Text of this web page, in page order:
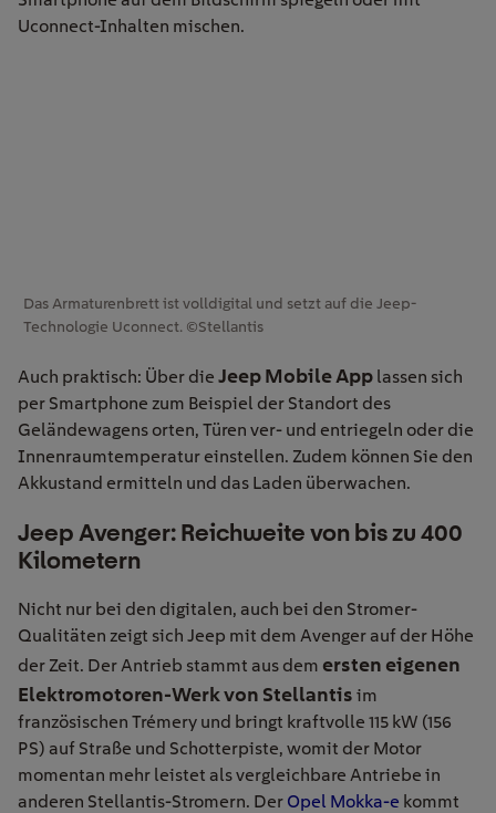
Uconnect-Inhalten mischen.
Das Armaturenbrett ist volldigital und setzt auf die Jeep-
Technologie Uconnect. ©Stellantis
Auch praktisch: Über die Jeep Mobile App lassen sich
per Smartphone zum Beispiel der Standort des
Geländewagens orten, Türen ver- und entriegeln oder die
Innenraumtemperatur einstellen. Zudem können Sie den
Akkustand ermitteln und das Laden überwachen.
Jeep Avenger: Reichweite von bis zu 400
Kilometern
Nicht nur bei den digitalen, auch bei den Stromer-
Qualitäten zeigt sich Jeep mit dem Avenger auf der Höhe
der Zeit. Der Antrieb stammt aus dem ersten eigenen
Elektromotoren-Werk von Stellantis im
französischen Trémery und bringt kraftvolle 115 kW (156
PS) auf Straße und Schotterpiste, womit der Motor
momentan mehr leistet als vergleichbare Antriebe in
anderen Stellantis-Stromern. Der Opel Mokka-e kommt